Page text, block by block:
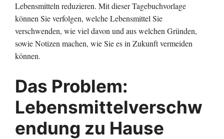
Lebensmitteln reduzieren. Mit dieser Tagebuchvorlage
können Sie verfolgen, welche Lebensmittel Sie
verschwenden, wie viel davon und aus welchen Gründen,
sowie Notizen machen, wie Sie es in Zukunft vermeiden
können.
Das Problem:
Lebensmittelverschw
endung zu Hause